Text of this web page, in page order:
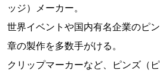
ッジ）メーカー。
世界イベントや国内有名企業のピ
章の製作を多数手がける。
クリップマーカーなど、ピンズ（